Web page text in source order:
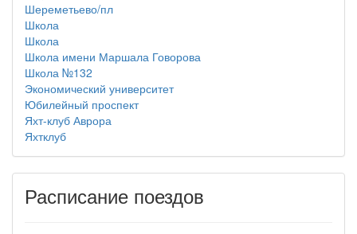
Шереметьево/пл
Школа
Школа
Школа имени Маршала Говорова
Школа №132
Экономический университет
Юбилейный проспект
Яхт-клуб Аврора
Яхтклуб
Расписание поездов